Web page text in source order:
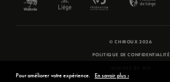
© CHIROUX 2026
POLITIQUE DE CONFIDENTIALITÉ
Pour améliorer votre expérience. En savoir plus ›